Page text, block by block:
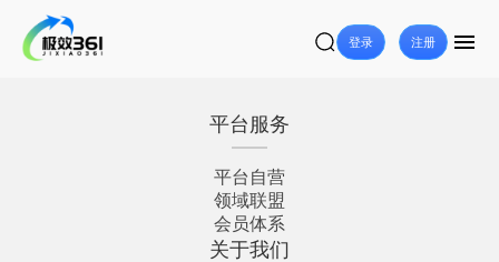
登录 注册
平台服务
平台自营
领域联盟
会员体系
关于我们